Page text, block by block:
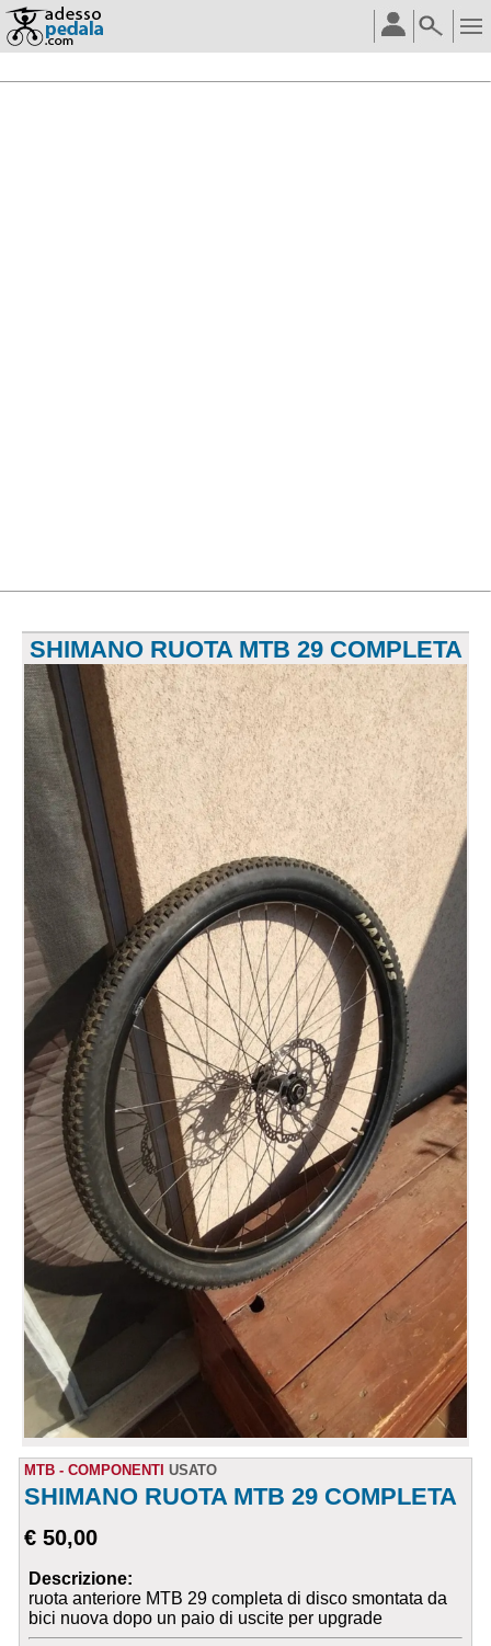
SHIMANO RUOTA MTB 29 COMPLETA
MTB - COMPONENTI USATO
SHIMANO RUOTA MTB 29 COMPLETA
€ 50,00
Descrizione:
ruota anteriore MTB 29 completa di disco smontata da
bici nuova dopo un paio di uscite per upgrade